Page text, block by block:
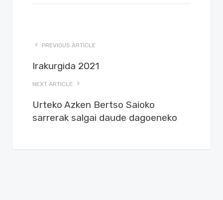
PREVIOUS ARTICLE
Irakurgida 2021
NEXT ARTICLE
Urteko Azken Bertso Saioko
sarrerak salgai daude dagoeneko